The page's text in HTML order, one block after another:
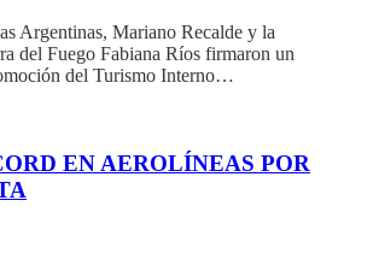
Argentinas, Mariano Recalde y la
del Fuego Fabiana Ríos firmaron un
del Turismo Interno…
EN AEROLÍNEAS POR